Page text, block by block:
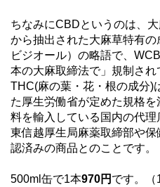
ちなみにCBDというのは、
から抽出された大麻草特有
ビジオール）の略語で、
本の大麻取締法で」規制さ
THC(麻の葉・花・根の成分)
た厚生労働省が定めた規格
料を輸入している国内の代
東信越厚生局麻薬取締部や
認済みの商品とのことです。
500ml缶で1本970円 です。（